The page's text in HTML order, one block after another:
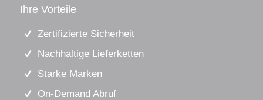
Ihre Vorteile
Zertifizierte Sicherheit
Nachhaltige Lieferketten
Starke Marken
On-Demand Abruf